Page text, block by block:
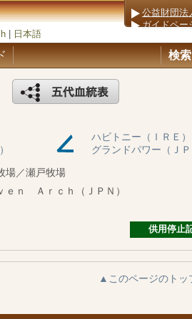
日本語
公益財団法
ガイドペー
検索
ハビトニー（ＩＲＥ）
グランドパワー（ＪＰ
場／瀬戸牧場
ｅｎ Ａｒｃｈ（ＪＰＮ）
供用停止
▲このページのトッ